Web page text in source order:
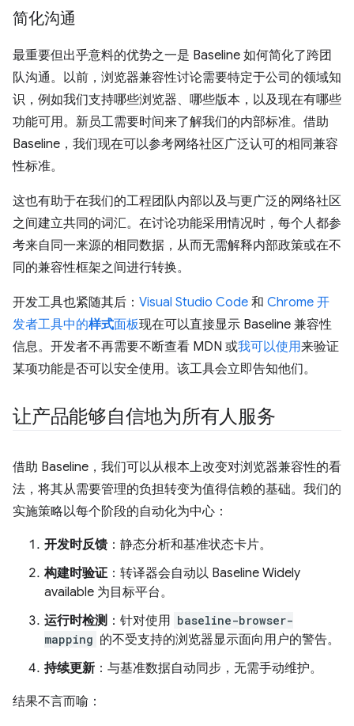
简化沟通
最重要但出乎意料的优势之一是 Baseline 如何简化了跨团
队沟通。以前，浏览器兼容性讨论需要特定于公司的领域知
识，例如我们支持哪些浏览器、哪些版本，以及现在有哪些
功能可用。新员工需要时间来了解我们的内部标准。借助
Baseline，我们现在可以参考网络社区广泛认可的相同兼容
性标准。
这也有助于在我们的工程团队内部以及与更广泛的网络社区
之间建立共同的词汇。在讨论功能采用情况时，每个人都参
考来自同一来源的相同数据，从而无需解释内部政策或在不
同的兼容性框架之间进行转换。
开发工具也紧随其后： Visual Studio Code 和 Chrome 开
发者工具中的样式面板现在可以直接显示 Baseline 兼容性
信息。开发者不再需要不断查看 MDN 或我可以使用来验证
某项功能是否可以安全使用。该工具会立即告知他们。
让产品能够自信地为所有人服务
借助 Baseline，我们可以从根本上改变对浏览器兼容性的看
法，将其从需要管理的负担转变为值得信赖的基础。我们的
实施策略以每个阶段的自动化为中心：
开发时反馈 ：静态分析和基准状态卡片。
构建时验证：转译器会自动以 Baseline Widely
available 为目标平台。
运行时检测 ：针对使用 baseline-browser-
mapping 的不受支持的浏览器显示面向用户的警告。
持续更新 ：与基准数据自动同步，无需手动维护。
结果不言而喻：